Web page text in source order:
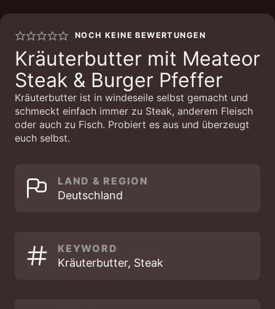
NOCH KEINE BEWERTUNGEN
Kräuterbutter mit Meateor
Steak & Burger Pfeffer
Kräuterbutter ist in windeseile selbst gemacht und
schmeckt einfach immer zu Steak, anderem Fleisch
oder auch zu Fisch. Probiert es aus und überzeugt
euch selbst.
LAND & REGION
Deutschland
KEYWORD
Kräuterbutter, Steak